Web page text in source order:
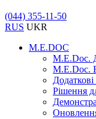
(044) 355-11-50
RUS UKR
M.E.DOC
M.E.Doc.
M.E.Doc.
Рішення